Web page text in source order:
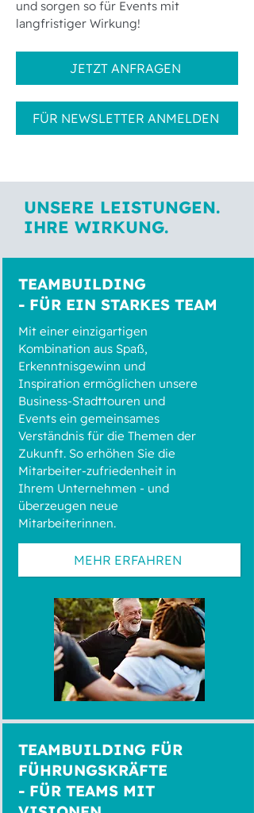
und sorgen so für Events mit
langfristiger Wirkung!
JETZT ANFRAGEN
FÜR NEWSLETTER ANMELDEN
UNSERE LEISTUNGEN.
IHRE WIRKUNG.
TEAMBUILDING
- FÜR EIN STARKES TEAM
Mit einer einzigartigen
Kombination aus Spaß,
Erkenntnisgewinn und
Inspiration ermöglichen unsere
Business-Stadttouren und
Events ein gemeinsames
Verständnis für die Themen der
Zukunft. So erhöhen Sie die
Mitarbeiter-zufriedenheit in
Ihrem Unternehmen - und
überzeugen neue
Mitarbeiterinnen.
MEHR ERFAHREN
TEAMBUILDING FÜR
FÜHRUNGSKRÄFTE
- FÜR TEAMS MIT